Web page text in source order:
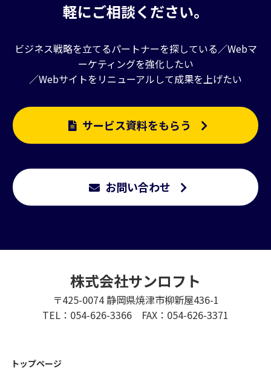
軽にご相談ください。
ビジネス戦略を立てるパートナーを探している／Webマ
ーケティングを強化したい
／Webサイトをリニューアルして成果を上げたい
サービス資料をもらう
お問い合わせ
株式会社サンロフト
〒425-0074 静岡県焼津市柳新屋436-1
TEL：054-626-3366 FAX：054-626-3371
トップページ